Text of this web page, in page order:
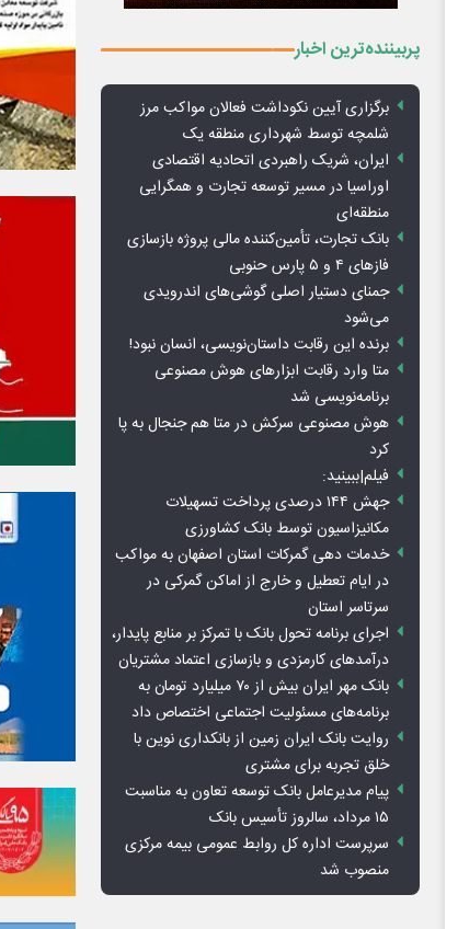
پربیننده‌ترین اخبار
برگزاری آیین نکوداشت فعالان مواکب مرز
شلمچه توسط شهرداری منطقه یک
ایران، شریک راهبردی اتحادیه اقتصادی
اوراسیا در مسیر توسعه تجارت و همگرایی
منطقه‌ای
بانک تجارت، تأمین‌کننده مالی پروژه بازسازی
فازهای ۴ و ۵ پارس حنوبی
جمنای دستیار اصلی گوشی‌های اندرویدی
می‌شود
برنده این رقابت داستان‌نویسی، انسان نبود!
متا وارد رقابت ابزارهای هوش مصنوعی
برنامه‌نویسی شد
هوش مصنوعی سرکش در متا هم جنجال به پا
کرد
فیلم|ببینید:
جهش ۱۴۴ درصدی پرداخت تسهیلات
مکانیزاسیون توسط بانک کشاورزی
خدمات دهی گمرکات استان اصفهان به مواکب
در ایام تعطیل و خارج از اماکن گمرکی در
سرتاسر استان
اجرای برنامه تحول بانک با تمرکز بر منابع پایدار،
درآمدهای کارمزدی و بازسازی اعتماد مشتریان
بانک مهر ایران بیش از ۷۰ میلیارد تومان به
برنامه‌های مسئولیت اجتماعی اختصاص داد
روایت بانک ایران زمین از بانکداری نوین با
خلق تجربه برای مشتری
پیام مدیرعامل بانک توسعه تعاون به مناسبت
۱۵ مرداد، سالروز تأسیس بانک
سرپرست اداره کل روابط عمومی بیمه مرکزی
منصوب شد